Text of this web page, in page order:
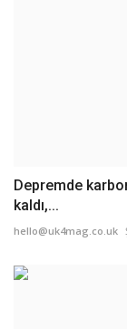
Depremde
kaldı,...
hello@uk4mag.co.uk